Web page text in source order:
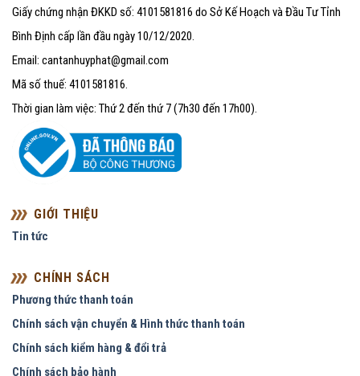
Giấy chứng nhận ĐKKD số: 4101581816 do Sở Kế Hoạch và Đầu Tư Tỉnh
Bình Định cấp lần đầu ngày 10/12/2020.
Email: cantanhuyphat@gmail.com
Mã số thuế: 4101581816.
Thời gian làm việc: Thứ 2 đến thứ 7 (7h30 đến 17h00).
GIỚI THIỆU
Tin tức
CHÍNH SÁCH
Phương thức thanh toán
Chính sách vận chuyển & Hình thức thanh toán
Chính sách kiểm hàng & đổi trả
Chính sách bảo hành